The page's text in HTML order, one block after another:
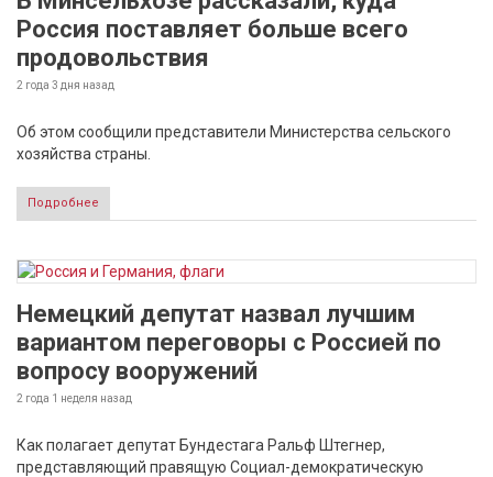
Россия поставляет больше всего
продовольствия
2 года 3 дня назад
Об этом сообщили представители Министерства сельского
хозяйства страны.
Подробнее
Немецкий депутат назвал лучшим
вариантом переговоры с Россией по
вопросу вооружений
2 года 1 неделя назад
Как полагает депутат Бундестага Ральф Штегнер,
представляющий правящую Социал-демократическую